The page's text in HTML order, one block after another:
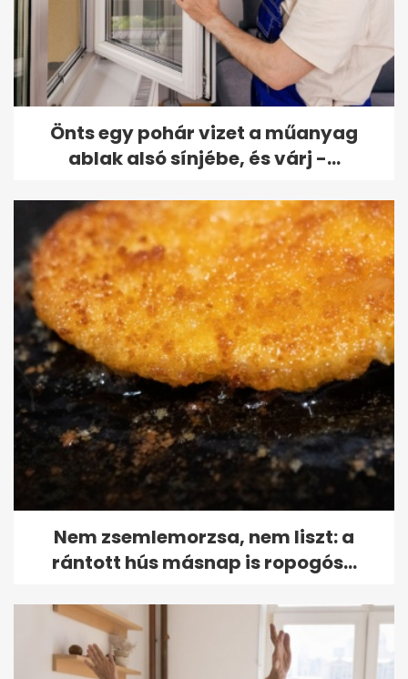
Önts egy pohár vizet a műanyag
ablak alsó sínjébe, és várj -...
Nem zsemlemorzsa, nem liszt: a
rántott hús másnap is ropogós...